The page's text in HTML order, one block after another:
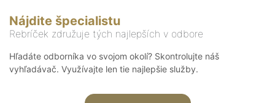
Nájdite špecialistu
Rebríček združuje tých najlepších v odbore
Hľadáte odborníka vo svojom okolí? Skontrolujte náš
vyhľadávač. Využívajte len tie najlepšie služby.